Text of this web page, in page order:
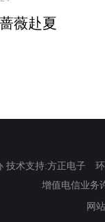
薇赴夏
术支持:方正电子
增值电信业务
网